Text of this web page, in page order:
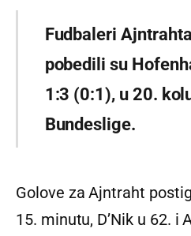
Fudbaleri
pobedili su
1:3 (0:1), u 20.
Bundeslige.
Golove za Ajntraht
15. minutu, D’Nik u 62. i